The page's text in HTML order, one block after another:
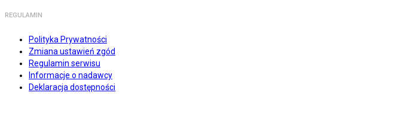
REGULAMIN
Polityka Prywatności
Zmiana ustawień zgód
Regulamin serwisu
Informacje o nadawcy
Deklaracja dostępności